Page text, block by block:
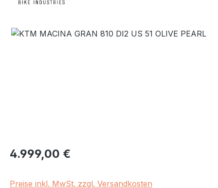
Bildergalerie überspringen
Regulärer Preis:
4.999,00 €
Preise inkl. MwSt. zzgl. Versandkosten